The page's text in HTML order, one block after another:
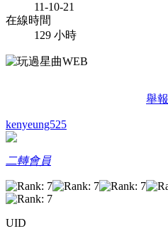
11-10-21
在線時間
129 小時
舉報
kenyeung525
二轉會員
UID